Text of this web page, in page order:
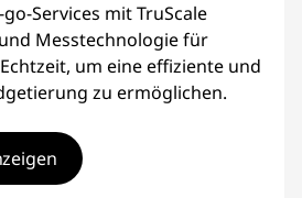
Services mit TruScale
Messtechnologie für
um eine effiziente und
zu ermöglichen.